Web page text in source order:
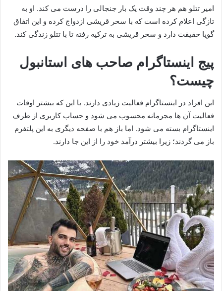
امیر تتلو هم هر چند وقت یک بار جنجالی را درست می کند. او به
تازگی اعلام کرده است که با سحر قریشی ازدواج کرده و این اتفاق
گویا حقیقت دارد و سحر قریشی به ترکیه رفته تا با تتلو زندگی کند.
پیج اینستاگرام صاحب های استانبول
چیست؟
این افراد در اینستاگرام فعالیت زیادی دارند. با این که بیشتر اوقات
فعالیت آن ها مجرمانه محسوب می شود و حساب کاربری از طرف
اینستاگرام بسته می شود. اما باز هم با صفحه دیگری به این پلتفرم
باز می گردند؛ زیرا بیشتر درآمد خود را از این جا دارند.